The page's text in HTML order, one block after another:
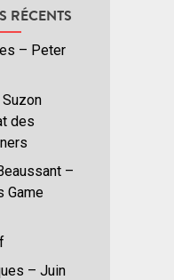
RÉCENTS
– Peter
Suzon
des
–
Game
– Juin